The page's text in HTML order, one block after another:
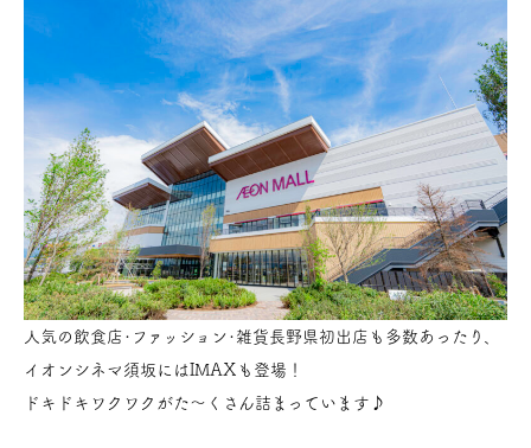
人気の飲食店･ファッション･雑貨長野県初出店も多数あったり、
イオンシネマ須坂にはIMAXも登場！
ドキドキワクワクがた～くさん詰まっています♪